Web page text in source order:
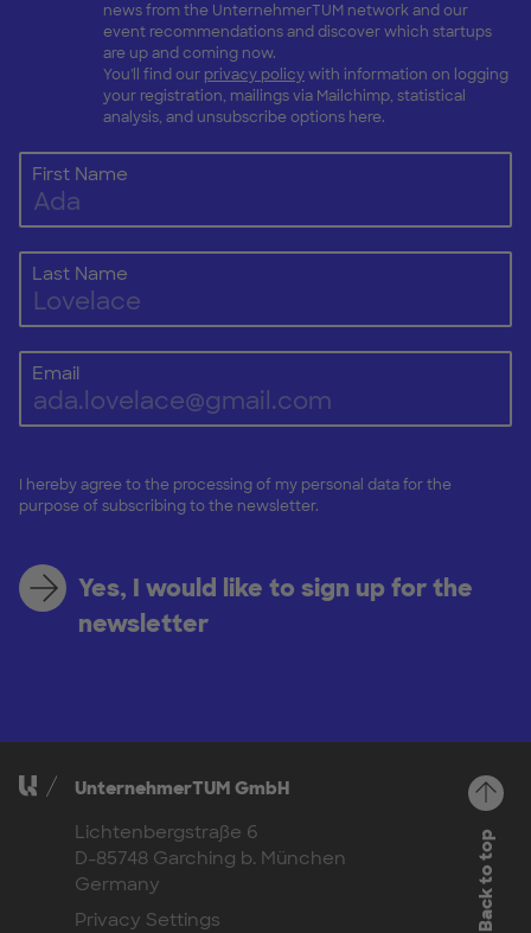
news from the UnternehmerTUM network and our
event recommendations and discover which startups
are up and coming now.
You'll find our privacy policywith information on logging
your registration, mailings via Mailchimp, statistical
analysis, and unsubscribe options here.
First Name
Last Name
Email
I hereby agree to the processing of my personal data for the
purpose of subscribing to the newsletter.
Yes, I would like to sign up for the
newsletter
UnternehmerTUM GmbH
Lichtenbergstraße 6
D-85748 Garching b. München
Germany
Privacy Settings
Back to top